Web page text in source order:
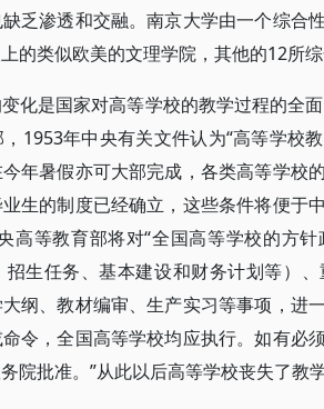
乏渗透和交融。南京大学由一个综合
的类似欧美的文理学院，其他的12所综
化是国家对高等学校的教学过程的全
1953年中央有关文件认为“高等学校
年暑假亦可大部完成，各类高等学校
生的制度已经确立，这些条件将便于
高等教育部将对“全国高等学校的方
生任务、基本建设和财务计划等）
纲、教材编审、生产实习等事项，进
令，全国高等学校均应执行。如有必
院批准。”从此以后高等学校丧失了教学